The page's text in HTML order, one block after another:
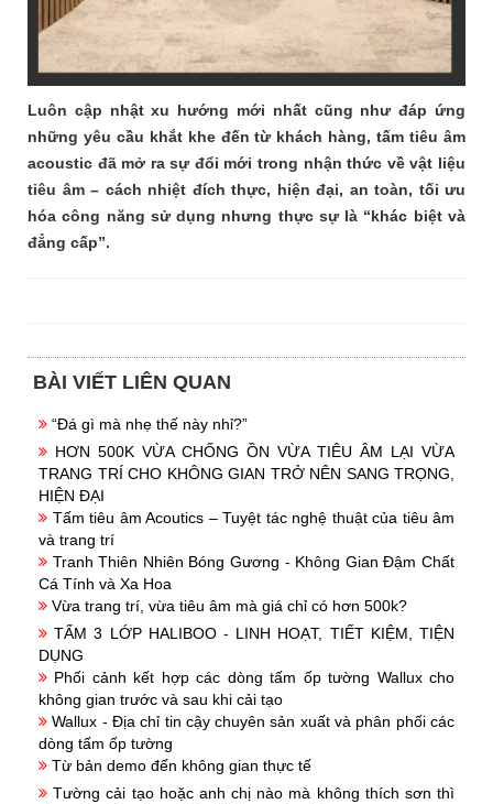
Luôn cập nhật xu hướng mới nhất cũng như đáp ứng
những yêu cầu khắt khe đến từ khách hàng, tấm tiêu âm
acoustic đã mở ra sự đổi mới trong nhận thức về vật liệu
tiêu âm – cách nhiệt đích thực, hiện đại, an toàn, tối ưu
hóa công năng sử dụng nhưng thực sự là “khác biệt và
đẳng cấp”.
BÀI VIẾT LIÊN QUAN
“Đá gì mà nhẹ thế này nhỉ?”
HƠN 500K VỪA CHỐNG ỒN VỪA TIÊU ÂM LẠI VỪA
TRANG TRÍ CHO KHÔNG GIAN TRỞ NÊN SANG TRỌNG,
HIỆN ĐẠI
Tấm tiêu âm Acoutics – Tuyệt tác nghệ thuật của tiêu âm
và trang trí
Tranh Thiên Nhiên Bóng Gương - Không Gian Đậm Chất
Cá Tính và Xa Hoa
Vừa trang trí, vừa tiêu âm mà giá chỉ có hơn 500k?
TẤM 3 LỚP HALIBOO - LINH HOẠT, TIẾT KIỆM, TIỆN
DỤNG
Phối cảnh kết hợp các dòng tấm ốp tường Wallux cho
không gian trước và sau khi cải tạo
Wallux - Địa chỉ tin cậy chuyên sản xuất và phân phối các
dòng tấm ốp tường
Từ bản demo đến không gian thực tế
Tường cải tạo hoặc anh chị nào mà không thích sơn thì